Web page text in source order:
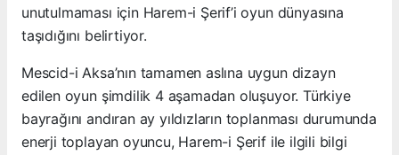
unutulmaması için Harem-i Şerif’i oyun dünyasına
taşıdığını belirtiyor.
Mescid-i Aksa’nın tamamen aslına uygun dizayn
edilen oyun şimdilik 4 aşamadan oluşuyor. Türkiye
bayrağını andıran ay yıldızların toplanması durumunda
enerji toplayan oyuncu, Harem-i Şerif ile ilgili bilgi